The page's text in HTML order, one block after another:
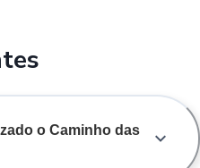
o Caminho das